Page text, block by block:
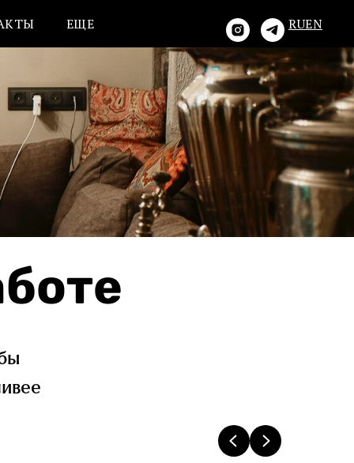
ЕЩЕ RUEN